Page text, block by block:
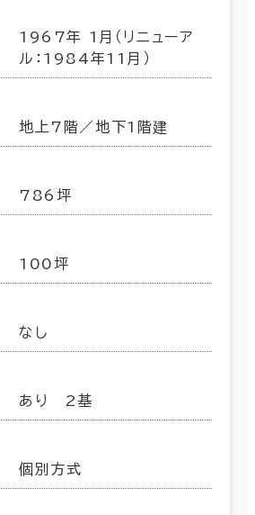
1967年 1月（リニューア
ル：1984年11月）
地上7階／地下1階建
786坪
100坪
なし
あり 2基
個別方式